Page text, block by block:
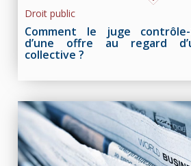
Comment le juge
d’une offre au regard
collective ?
Droit public